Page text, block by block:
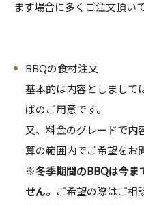
ます場合に多くご注文頂い
BBQの食材注文
基本的は内容としまして
ばのご用意です。
又、料金のグレードで内
算の範囲内でご希望をお
※冬季期間のBBQは今ま
せん。ご希望の際はご相